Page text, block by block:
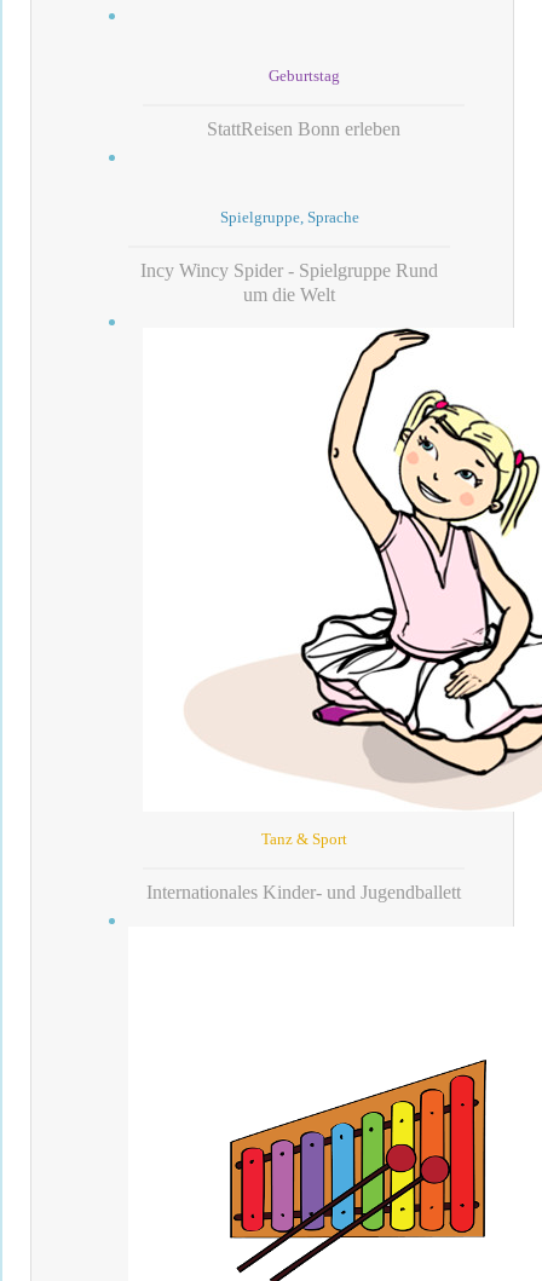
Geburtstag
StattReisen Bonn erleben
Spielgruppe, Sprache
Incy Wincy Spider - Spielgruppe Rund
um die Welt
Tanz & Sport
Internationales Kinder- und Jugendballett